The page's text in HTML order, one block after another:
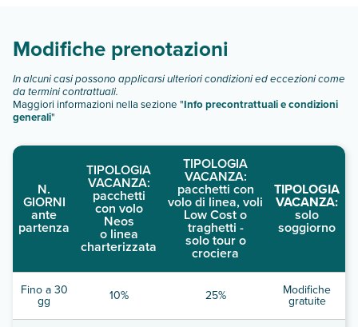
Modifiche prenotazioni
In alcuni casi possono applicarsi ulteriori condizioni ed eccezioni come
da termini contrattuali.
Maggiori informazioni nella sezione "Info precontrattuali e condizioni
generali"
N.
GIORNI
ante
partenza
TIPOLOGIA
VACANZA:
pacchetti
con volo
Neos
o linea
charterizzata
TIPOLOGIA
VACANZA:
pacchetti con
volo di linea, voli
Low Cost o
traghetti -
solo tour o
crociera
TIPOLOGIA
VACANZA:
solo
soggiorno
Fino a 30
gg 10% 25% Modifiche
gratuite